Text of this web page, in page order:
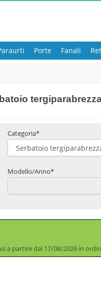
Porte Fanali
Categoria*
Modello/Anno*
a partire dal 17/08/2026 in